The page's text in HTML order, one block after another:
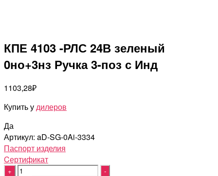
КПЕ 4103 -РЛС 24В зеленый
0но+3нз Ручка 3-поз с Инд
1103,28₽
Купить удилеров
Да
Артикул: aD-SG-0Ai-3334
Паспорт изделия
Cертификат
Quantity